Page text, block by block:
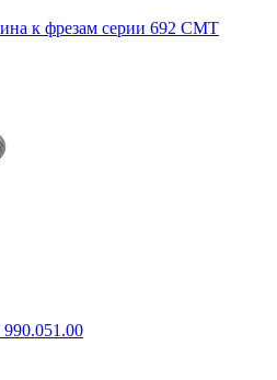
к фрезам серии 692 CMT